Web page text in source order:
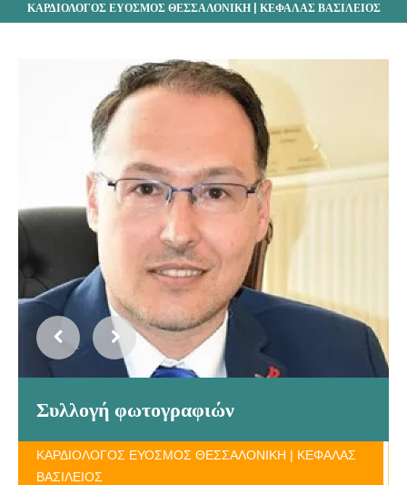
ΚΑΡΔΙΟΛΟΓΟΣ ΕΥΟΣΜΟΣ ΘΕΣΣΑΛΟΝΙΚΗ | ΚΕΦΑΛΑΣ ΒΑΣΙΛΕΙΟΣ
Συλλογή φωτογραφιών
ΚΑΡΔΙΟΛΟΓΟΣ ΕΥΟΣΜΟΣ ΘΕΣΣΑΛΟΝΙΚΗ | ΚΕΦΑΛΑΣ
ΒΑΣΙΛΕΙΟΣ